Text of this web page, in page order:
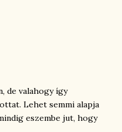
de valahogy így
Lehet semmi alapja
eszembe jut, hogy